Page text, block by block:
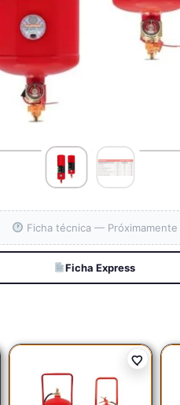
Ficha técnica — Próximamente
Ficha Express